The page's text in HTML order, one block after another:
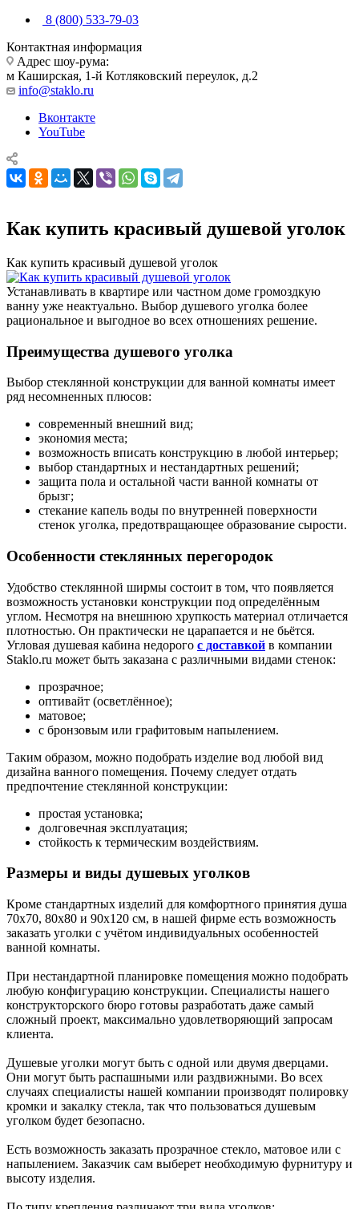
8 (800) 533-79-03
Контактная информация
Адрес шоу-рума:
м Каширская, 1-й Котляковский переулок, д.2
info@staklo.ru
Вконтакте
YouTube
Как купить красивый душевой уголок
Как купить красивый душевой уголок
Устанавливать в квартире или частном доме громоздкую
ванну уже неактуально. Выбор душевого уголка более
рациональное и выгодное во всех отношениях решение.
Преимущества душевого уголка
Выбор стеклянной конструкции для ванной комнаты имеет
ряд несомненных плюсов:
современный внешний вид;
экономия места;
возможность вписать конструкцию в любой интерьер;
выбор стандартных и нестандартных решений;
защита пола и остальной части ванной комнаты от
брызг;
стекание капель воды по внутренней поверхности
стенок уголка, предотвращающее образование сырости.
Особенности стеклянных перегородок
Удобство стеклянной ширмы состоит в том, что появляется
возможность установки конструкции под определённым
углом. Несмотря на внешнюю хрупкость материал отличается
плотностью. Он практически не царапается и не бьётся.
Угловая душевая кабина недорого с доставкой в компании
Staklo.ru может быть заказана с различными видами стенок:
прозрачное;
оптивайт (осветлённое);
матовое;
с бронзовым или графитовым напылением.
Таким образом, можно подобрать изделие вод любой вид
дизайна ванного помещения. Почему следует отдать
предпочтение стеклянной конструкции:
простая установка;
долговечная эксплуатация;
стойкость к термическим воздействиям.
Размеры и виды душевых уголков
Кроме стандартных изделий для комфортного принятия душа
70х70, 80х80 и 90х120 см, в нашей фирме есть возможность
заказать уголки с учётом индивидуальных особенностей
ванной комнаты.
При нестандартной планировке помещения можно подобрать
любую конфигурацию конструкции. Специалисты нашего
конструкторского бюро готовы разработать даже самый
сложный проект, максимально удовлетворяющий запросам
клиента.
Душевые уголки могут быть с одной или двумя дверцами.
Они могут быть распашными или раздвижными. Во всех
случаях специалисты нашей компании производят полировку
кромки и закалку стекла, так что пользоваться душевым
уголком будет безопасно.
Есть возможность заказать прозрачное стекло, матовое или с
напылением. Заказчик сам выберет необходимую фурнитуру и
высоту изделия.